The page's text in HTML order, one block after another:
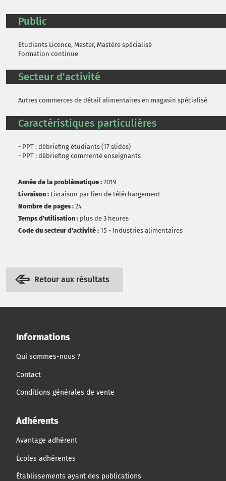
Public
Etudiants Licence, Master, Mastère spécialisé
Formation continue
Secteur d'activité
Autres commerces de détail alimentaires en magasin spécialisé
Caractéristiques particulières
- PPT : débriefing étudiants (17 slides)
- PPT : débriefing commenté enseignants
Année de la problématique : 2019
Livraison : Livraison par lien de téléchargement
Nombre de pages : 24
Temps d'utilisation : plus de 3 heures
Code du secteur d'activité : 15 - Industries alimentaires
Retour aux résultats
Informations
Qui sommes-nous ?
Contact
Conditions générales de vente
Adhérents
Avantage adhérent
Écoles adhérentes
Établissements ayant des publications